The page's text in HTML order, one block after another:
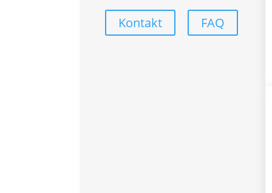
Kontakt FAQ
Für Mitarbeiter
Vorteile – Für Mitarbeiter